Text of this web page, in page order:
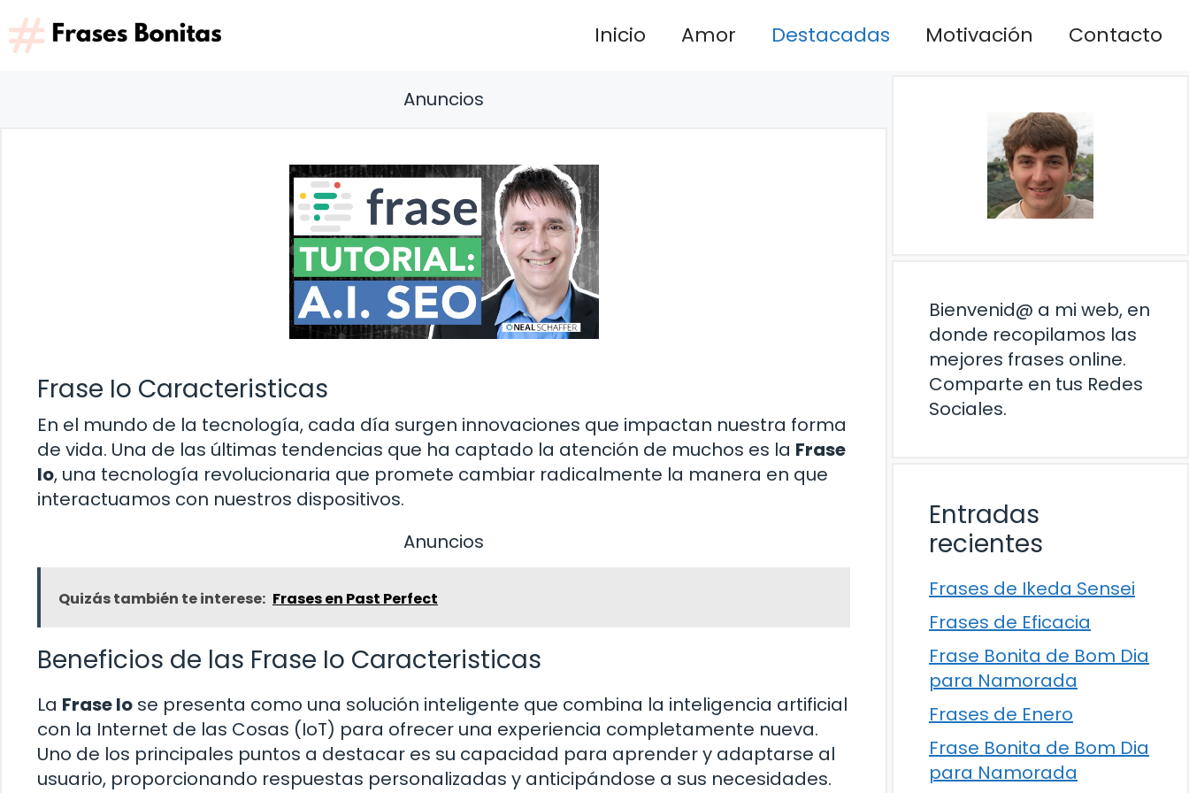
Saltar
al
contenido
Inicio Amor Destacadas Motivación Contacto
Anuncios
Frase Io Caracteristicas
En el mundo de la tecnología, cada día surgen innovaciones que impactan nuestra forma
de vida. Una de las últimas tendencias que ha captado la atención de muchos es la Frase
Io, una tecnología revolucionaria que promete cambiar radicalmente la manera en que
interactuamos con nuestros dispositivos.
Anuncios
Quizás también te interese: Frases en Past Perfect
Beneficios de las Frase Io Caracteristicas
La Frase Io se presenta como una solución inteligente que combina la inteligencia artificial
con la Internet de las Cosas (IoT) para ofrecer una experiencia completamente nueva.
Uno de los principales puntos a destacar es su capacidad para aprender y adaptarse al
usuario, proporcionando respuestas personalizadas y anticipándose a sus necesidades.
Bienvenid@ a mi web, en
donde recopilamos las
mejores frases online.
Comparte en tus Redes
Sociales.
Entradas
recientes
Frases de Ikeda Sensei
Frases de Eficacia
Frase Bonita de Bom Dia
para Namorada
Frases de Enero
Frase Bonita de Bom Dia
para Namorada